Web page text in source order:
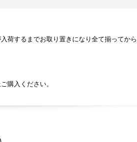
荷するまでお取り置きになり全て揃ってか
購入ください。